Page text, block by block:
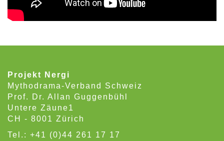
Projekt Nergi
Mythodrama-Verband Schweiz
Prof. Dr. Allan Guggenbühl
Untere Zäune1
CH - 8001 Zürich
Tel.: +41 (0)44 261 17 17